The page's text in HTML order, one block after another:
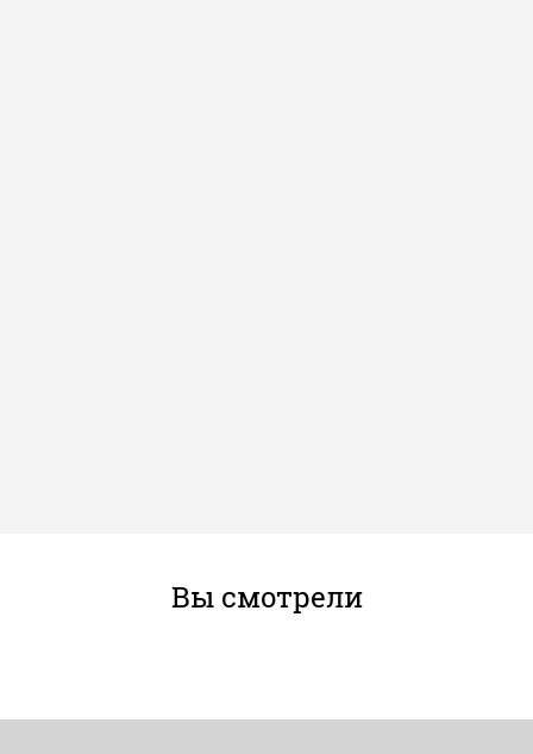
Вы смотрели